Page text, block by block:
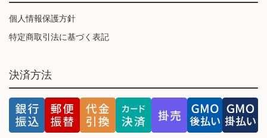
個人情報保護方針
特定商取引法に基づく表記
決済方法